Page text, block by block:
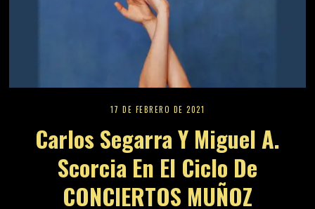
17 DE FEBRERO DE 2021
Carlos Segarra Y Miguel A.
Scorcia En El Ciclo De
CONCIERTOS MUÑOZ